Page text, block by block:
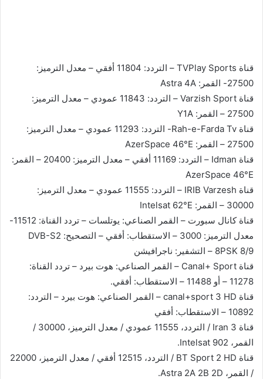
قناة TVPlay Sports – التردد: 11804 أفقي – معدل الترميز:
27500- القمر: Astra 4A
قناة Varzish Sport – التردد: 11843 عمودي – معدل الترميز:
27500 – القمر: Y1A
قناة Rah-e-Farda Tv- التردد: 11293 عمودي – معدل الترميز:
27500 – القمر: AzerSpace 46°E
قناة Idman – التردد: 11169 أفقي – معدل الترميز: 20400 – القمر:
AzerSpace 46°E
قناة IRIB Varzesh – التردد: 11555 عمودي – معدل الترميز:
30000 – القمر: Intelsat 62°E
قناة كانال سبورت – القمر الصناعي: يوتلسات – تردد القناة: 11512-
معدل الترميز: 3000 – الاستقطاب: أفقي – التصحيح: DVB-S2
8PSK 8/9 – التشفير: ناجرافيشن
قناة Canal+ Sport – القمر الصناعي: هوت بيرد – تردد القناة:
11278 – أو 11488 – الاستقطاب: أفقي.
قناة canal+sport 3 HD – القمر الصناعي: هوت بيرد – التردد:
10892 – الاستقطاب: أفقي
قناة Iran 3 / التردد، 11555 عمودي / معدل الترميز، 30000 /
القمر، Intelsat 902.
قناة BT Sport 2 HD / التردد، 12515 أفقي / معدل الترميز، 22000
/ القمر، Astra 2A 2B 2D.